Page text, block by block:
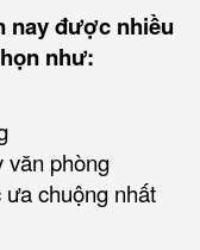
nay được nhiều
như:
văn phòng
chuộng nhất